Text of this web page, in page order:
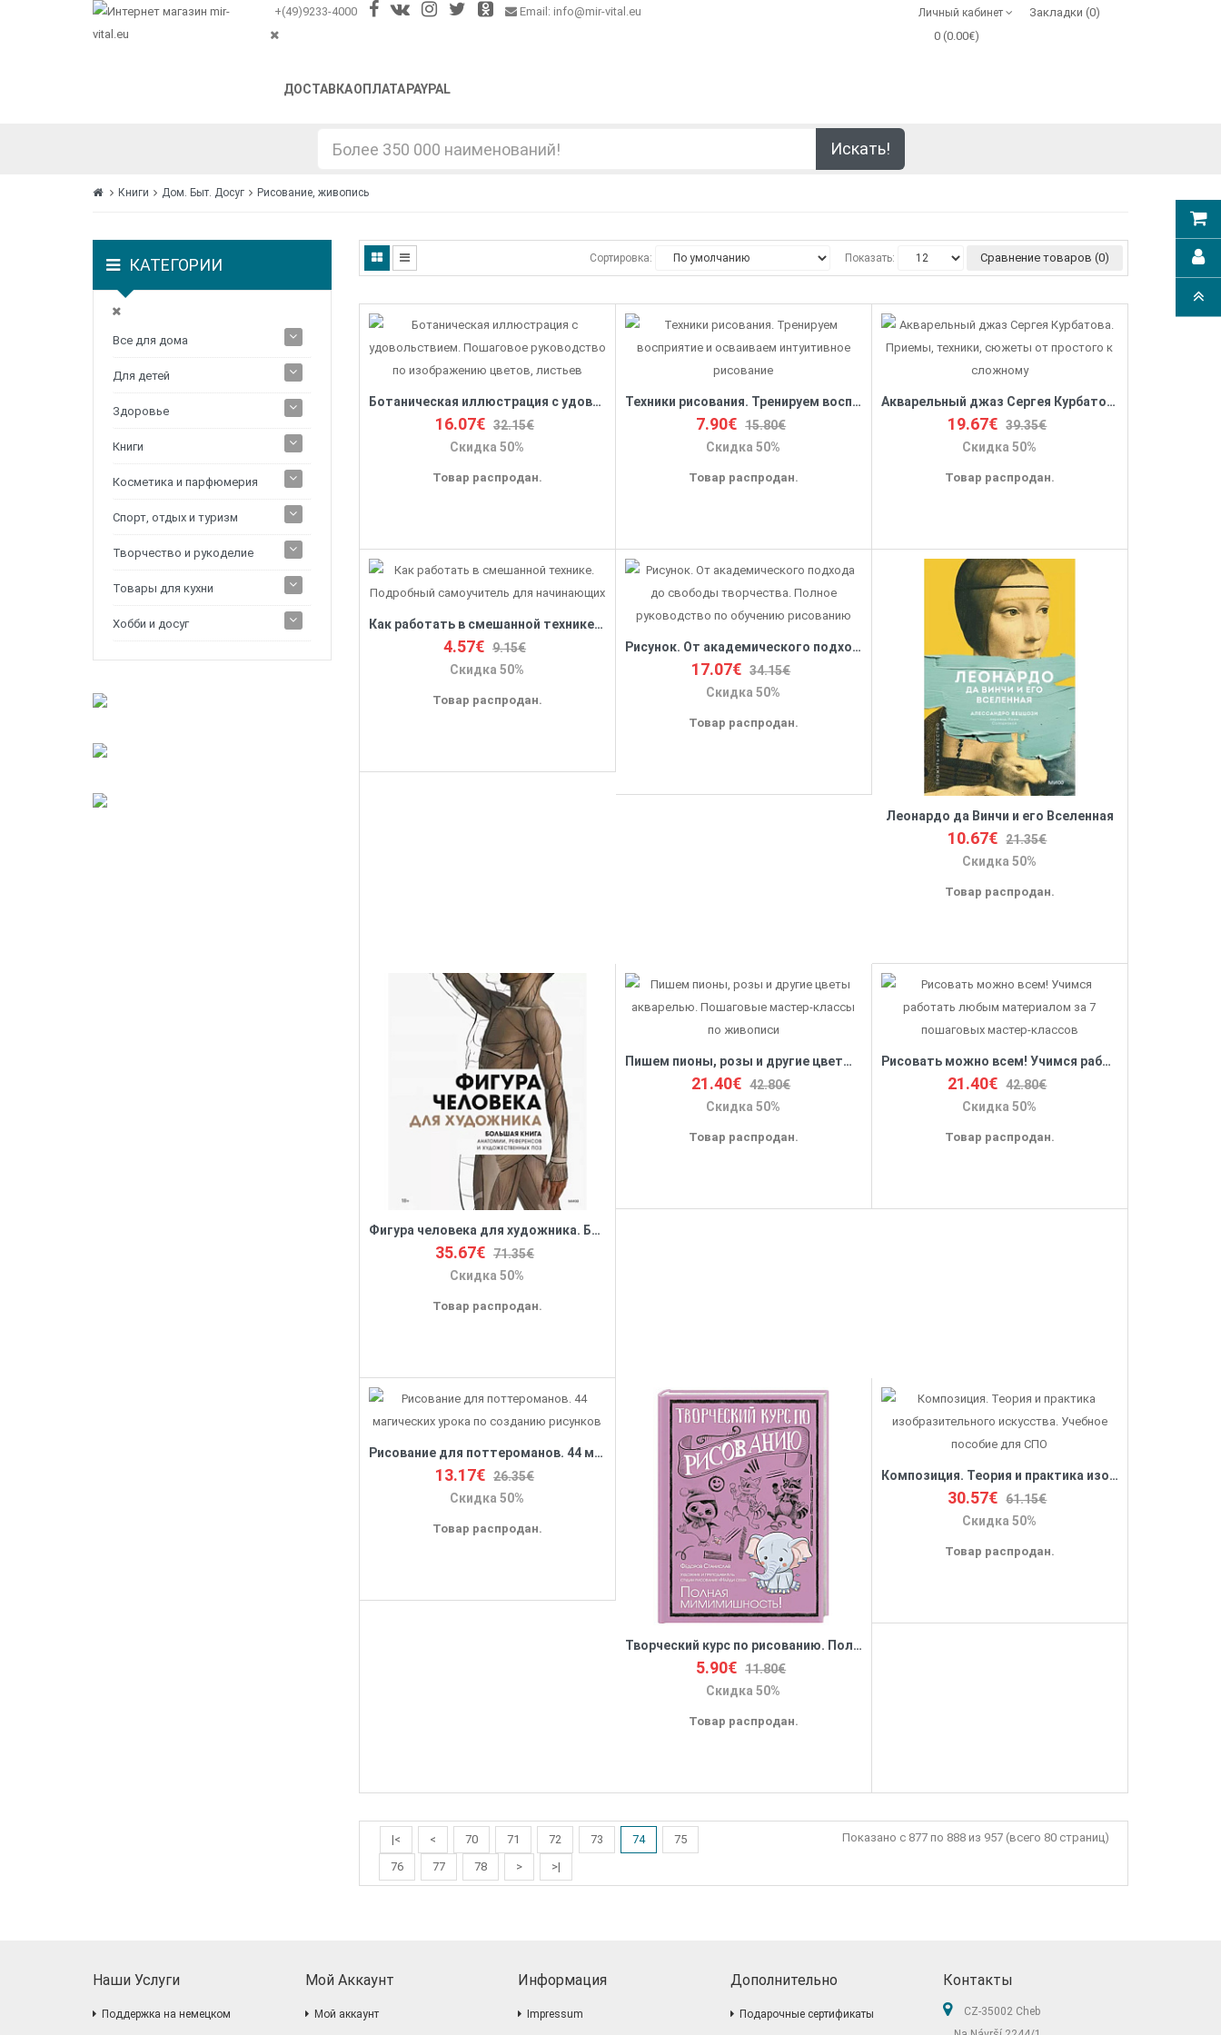
+(49)9233-4000 Email: info@mir-vital.eu Личный кабинет Закладки (0)
ДОСТАВКАОПЛАТА PAYPAL
0 (0.00€)
Искать!
Книги Дом. Быт. Досуг Рисование, живопись
КАТЕГОРИИ
Все для дома
Для детей
Здоровье
Книги
Косметика и парфюмерия
Спорт, отдых и туризм
Творчество и рукоделие
Товары для кухни
Хобби и досуг
Сортировка: Показать: Сравнение товаров (0)
Ботаническая иллюстрация с удовольствием. Пошаговое руководство по изображению цветов, листьев
16.07€ 32.15€
Скидка 50%
Товар распродан.
Техники рисования. Тренируем восприятие и осваиваем интуитивное рисование
7.90€ 15.80€
Скидка 50%
Товар распродан.
Акварельный джаз Сергея Курбатова. Приемы, техники, сюжеты от простого к сложному
19.67€ 39.35€
Скидка 50%
Товар распродан.
Как работать в смешанной технике. Подробный самоучитель для начинающих
4.57€ 9.15€
Скидка 50%
Товар распродан.
Рисунок. От академического подхода до свободы творчества. Полное руководство по обучению рисованию
17.07€ 34.15€
Скидка 50%
Товар распродан.
Леонардо да Винчи и его Вселенная
10.67€ 21.35€
Скидка 50%
Товар распродан.
Фигура человека для художника. Большая книга анатомии, референсов и художественных поз
35.67€ 71.35€
Скидка 50%
Товар распродан.
Пишем пионы, розы и другие цветы акварелью. Пошаговые мастер-классы по живописи
21.40€ 42.80€
Скидка 50%
Товар распродан.
Рисовать можно всем! Учимся работать любым материалом за 7 пошаговых мастер-классов
21.40€ 42.80€
Скидка 50%
Товар распродан.
Рисование для поттероманов. 44 магических урока по созданию рисунков
13.17€ 26.35€
Скидка 50%
Товар распродан.
Творческий курс по рисованию. Полная мимимишность!
5.90€ 11.80€
Скидка 50%
Товар распродан.
Композиция. Теория и практика изобразительного искусства. Учебное пособие для СПО
30.57€ 61.15€
Скидка 50%
Товар распродан.
|< < 70 71 72 73 74
75
76
77 78 > >|
Показано с 877 по 888 из 957 (всего 80 страниц)
Наши Услуги
Поддержка на немецком
Мой Аккаунт
Мой аккаунт
Информация
Impressum
Дополнительно
Подарочные сертификаты
Контакты
CZ-35002 Cheb